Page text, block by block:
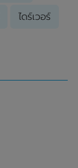
ไดร์เวอร์